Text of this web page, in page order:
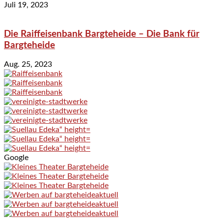
Juli 19, 2023
Die Raiffeisenbank Bargteheide – Die Bank für
Bargteheide
Aug. 25, 2023
Google